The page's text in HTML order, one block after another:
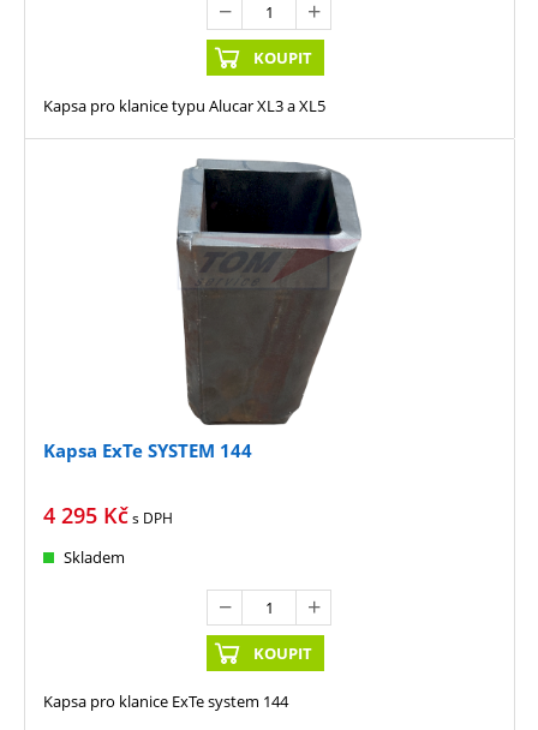
KOUPIT
Kapsa pro klanice typu Alucar XL3 a XL5
Kapsa ExTe SYSTEM 144
4 295 Kčs DPH
Skladem
KOUPIT
Kapsa pro klanice ExTe system 144